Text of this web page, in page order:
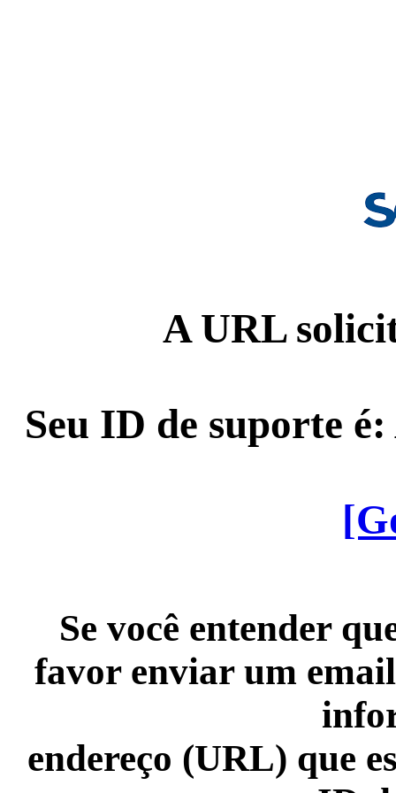
A URL
Seu ID de suporte
Se você entender
favor enviar um
endereço (URL) que